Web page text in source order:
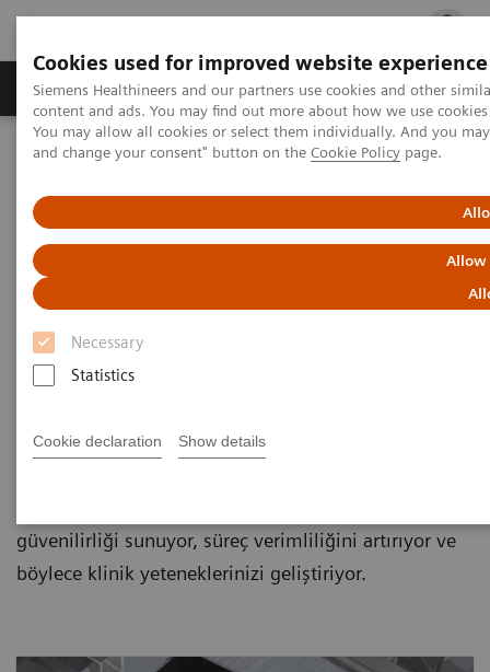
Cookies used for improved website experience
Siemens Healthineers and our partners use cookies and other
content and ads. You may find out more about how we use
You may allow all cookies or select them individually. And you
and change your consent" button on the Cookie Policy page.
Allow
Necessary
Statistics
Cookie declaration Show details
Ürün ve Hizmetler Öne Çıkanlar Sağlık
Siemens Healthineers Türkiye
Tıbbi Görüntüleme
Klinik Görüntüleme Çözümleri
“Aynı noktada kalmak” yerine “ilerlemek” – En
iyisinden daha azıyla yetinmeyin.
olanaksızdır. CT Clinical Engines çözümleri, çalışma
güvenilirliği sunuyor, süreç verimliliğini artırıyor ve
böylece klinik yeteneklerinizi geliştiriyor.